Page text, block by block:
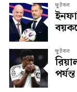
ফুটবল
ফুটবল